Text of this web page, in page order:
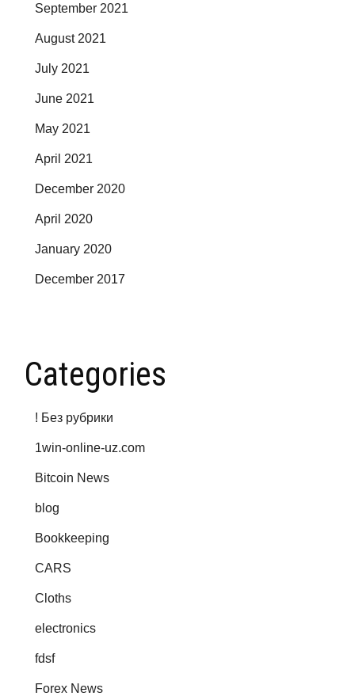
September 2021
August 2021
July 2021
June 2021
May 2021
April 2021
December 2020
April 2020
January 2020
December 2017
Categories
! Без рубрики
1win-online-uz.com
Bitcoin News
blog
Bookkeeping
CARS
Cloths
electronics
fdsf
Forex News